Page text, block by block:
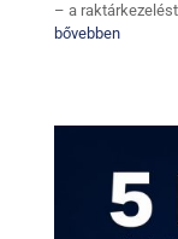
– a
bővebben